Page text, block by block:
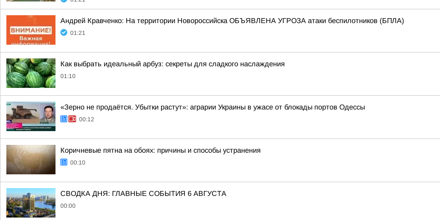
Андрей Кравченко: На территории Новороссийска ОБЪЯВЛЕНА УГРОЗА атаки беспилотников (БПЛА)
01:21
Как выбрать идеальный арбуз: секреты для сладкого наслаждения
01:10
«Зерно не продаётся. Убытки растут»: аграрии Украины в ужасе от блокады портов Одессы
00:12
Коричневые пятна на обоях: причины и способы устранения
00:10
СВОДКА ДНЯ: ГЛАВНЫЕ СОБЫТИЯ 6 АВГУСТА
00:00